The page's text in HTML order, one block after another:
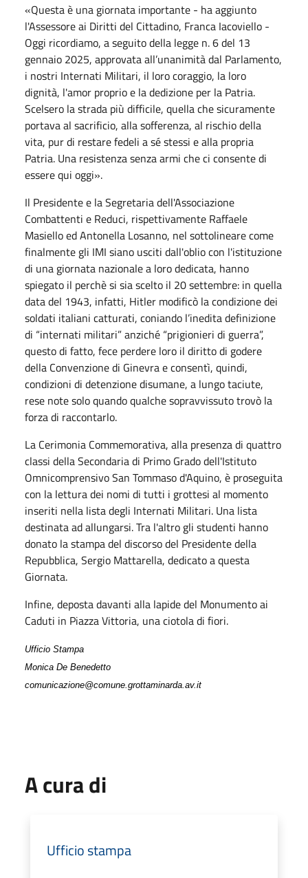
«Questa è una giornata importante - ha aggiunto
l'Assessore ai Diritti del Cittadino, Franca Iacoviello -
Oggi ricordiamo, a seguito della legge n. 6 del 13
gennaio 2025, approvata all’unanimità dal Parlamento,
i nostri Internati Militari, il loro coraggio, la loro
dignità, l'amor proprio e la dedizione per la Patria.
Scelsero la strada più difficile, quella che sicuramente
portava al sacrificio, alla sofferenza, al rischio della
vita, pur di restare fedeli a sé stessi e alla propria
Patria. Una resistenza senza armi che ci consente di
essere qui oggi».
Il Presidente e la Segretaria dell'Associazione
Combattenti e Reduci, rispettivamente Raffaele
Masiello ed Antonella Losanno, nel sottolineare come
finalmente gli IMI siano usciti dall'oblio con l'istituzione
di una giornata nazionale a loro dedicata, hanno
spiegato il perchè si sia scelto il 20 settembre: in quella
data del 1943, infatti, Hitler modificò la condizione dei
soldati italiani catturati, coniando l’inedita definizione
di “internati militari” anziché “prigionieri di guerra”,
questo di fatto, fece perdere loro il diritto di godere
della Convenzione di Ginevra e consentì, quindi,
condizioni di detenzione disumane, a lungo taciute,
rese note solo quando qualche sopravvissuto trovò la
forza di raccontarlo.
La Cerimonia Commemorativa, alla presenza di quattro
classi della Secondaria di Primo Grado dell'Istituto
Omnicomprensivo San Tommaso d'Aquino, è proseguita
con la lettura dei nomi di tutti i grottesi al momento
inseriti nella lista degli Internati Militari. Una lista
destinata ad allungarsi. Tra l'altro gli studenti hanno
donato la stampa del discorso del Presidente della
Repubblica, Sergio Mattarella, dedicato a questa
Giornata.
Infine, deposta davanti alla lapide del Monumento ai
Caduti in Piazza Vittoria, una ciotola di fiori.
Ufficio Stampa
Monica De Benedetto
comunicazione@comune.grottaminarda.av.it
A cura di
Ufficio stampa